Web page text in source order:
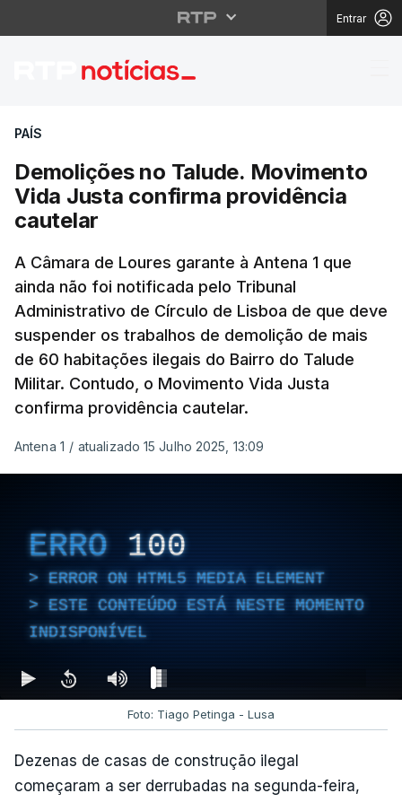
Entrar
Demolições no
PAÍS
Demolições no Talude. Movimento
Vida Justa confirma providência
cautelar
A Câmara de Loures garante à Antena 1 que
ainda não foi notificada pelo Tribunal
Administrativo de Círculo de Lisboa de que deve
suspender os trabalhos de demolição de mais
de 60 habitações ilegais do Bairro do Talude
Militar. Contudo, o Movimento Vida Justa
confirma providência cautelar.
Antena 1 / atualizado 15 Julho 2025, 13:09
ERRO 100
ERROR ON HTML5 MEDIA ELEMENT
ESTE CONTEÚDO ESTÁ NESTE MOMENTO
INDISPONÍVEL
Foto: Tiago Petinga - Lusa
Dezenas de casas de construção ilegal
começaram a ser derrubadas na segunda-feira,